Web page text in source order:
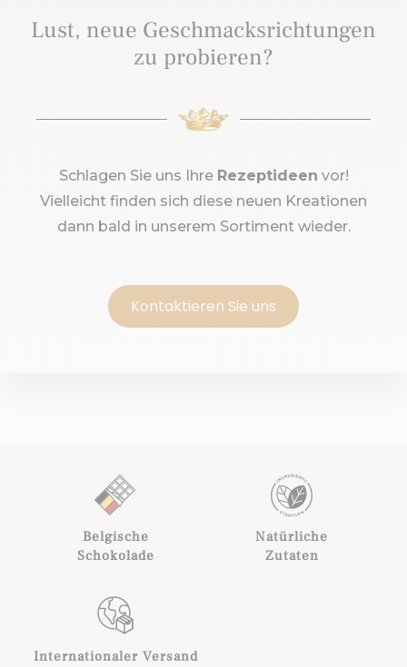
Lust, neue Geschmacksrichtungen
zu probieren?
Schlagen Sie uns Ihre Rezeptideen vor!
Vielleicht finden sich diese neuen Kreationen
dann bald in unserem Sortiment wieder.
Kontaktieren Sie uns
Belgische
Schokolade
Natürliche
Zutaten
Internationaler Versand